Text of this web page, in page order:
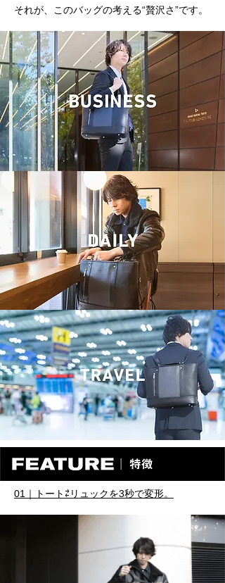
それが、このバッグの考える“贅沢さ”です。
01｜トート⇄リュックを3秒で変形。